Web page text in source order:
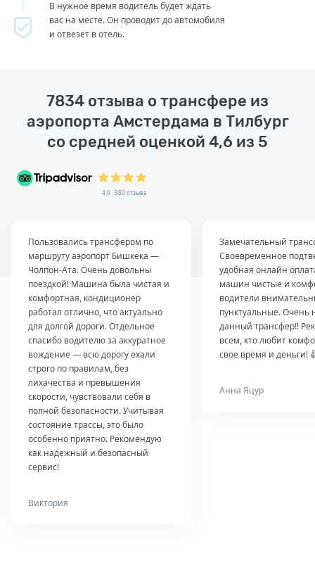
В нужное время водитель будет ждать
вас на месте. Он проводит до автомобиля
и отвезет в отель.
7834 отзыва о трансфере из
аэропорта Амстердама в Тилбург
со средней оценкой 4,6 из 5
4.0 · 380 отзыва
Пользовались трансфером по
маршруту аэропорт Бишкека —
Чолпон-Ата. Очень довольны
поездкой! Машина была чистая и
комфортная, кондиционер
работал отлично, что актуально
для долгой дороги. Отдельное
спасибо водителю за аккуратное
вождение — всю дорогу ехали
строго по правилам, без
лихачества и превышения
скорости, чувствовали себя в
полной безопасности. Учитывая
состояние трассы, это было
особенно приятно. Рекомендую
как надежный и безопасный
сервис!
Виктория
Замечательный
Своевременное
удобная онлайн
машин чистые и
водители
пунктуальные. Очень
данный трансфер!!
всем, кто любит
свое время и деньги!
Анна Яцур